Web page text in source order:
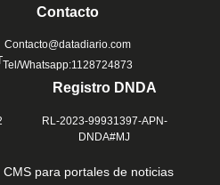
Contacto
Contacto@datadiario.com
Tel/Whatsapp:1128724873
Registro DNDA
RL-2023-99931397-APN-
DNDA#MJ
CMS para portales de noticias